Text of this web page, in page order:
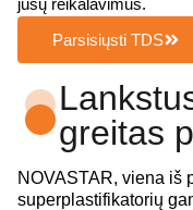
Parsisiųsti TDS
greitas
NOVASTAR, viena iš
superplastifikatorių